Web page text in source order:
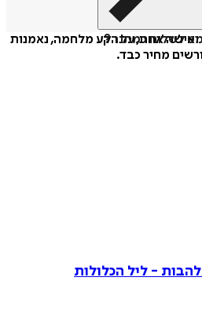
כמתנה?
אחת, על רקע מלחמה, נאמנות
כבד.
- ליל הכלולות